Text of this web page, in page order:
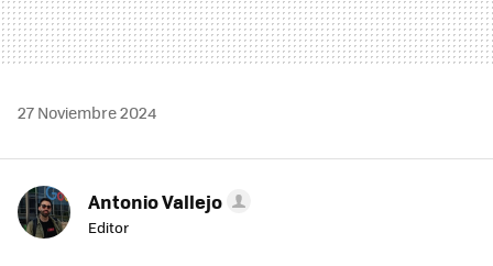
27 Noviembre 2024
Antonio Vallejo
Editor